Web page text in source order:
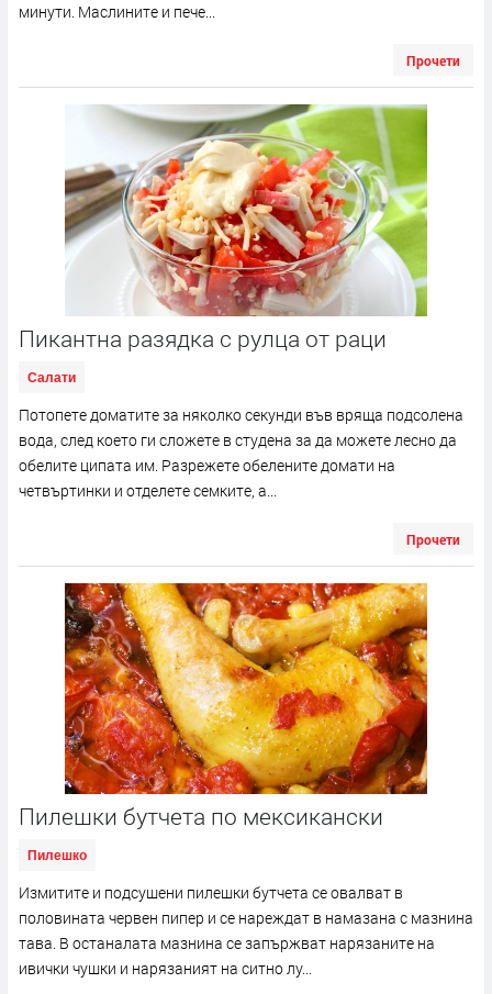
минути. Маслините и пече...
Прочети
Пикантна разядка с рулца от раци
Салати
Потопете доматите за няколко секунди във вряща подсолена
вода, след което ги сложете в студена за да можете лесно да
обелите ципата им. Разрежете обелените домати на
четвъртинки и отделете семките, а...
Прочети
Пилешки бутчета по мексикански
Пилешко
Измитите и подсушени пилешки бутчета се овалват в
половината червен пипер и се нареждат в намазана с мазнина
тава. В останалата мазнина се запържват нарязаните на
ивички чушки и нарязаният на ситно лу...